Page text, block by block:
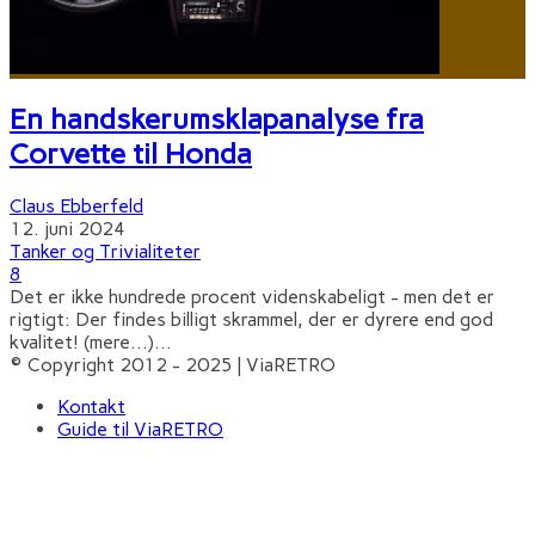
En handskerumsklapanalyse fra
Corvette til Honda
Claus Ebberfeld
12. juni 2024
Tanker og Trivialiteter
8
Det er ikke hundrede procent videnskabeligt - men det er
rigtigt: Der findes billigt skrammel, der er dyrere end god
kvalitet! (mere…)...
© Copyright 2012 - 2025 | ViaRETRO
Kontakt
Guide til ViaRETRO